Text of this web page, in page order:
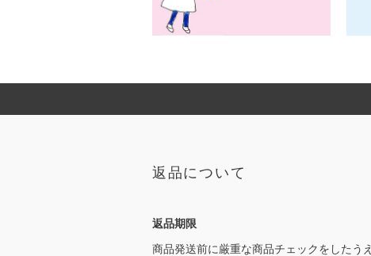
返品について
返品期限
商品発送前に厳重な商品チェックをしたうえ